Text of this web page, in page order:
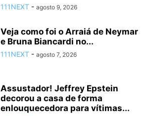
111NEXT - agosto 9, 2026
Veja como foi o Arraiá de Neymar
e Bruna Biancardi no...
111NEXT - agosto 7, 2026
Assustador! Jeffrey Epstein
decorou a casa de forma
enlouquecedora para vítimas...